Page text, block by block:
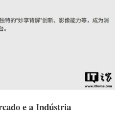
e a Indústria